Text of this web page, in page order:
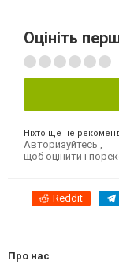
Оцініть
Ніхто ще не
Авторизуйтесь
щоб оцінити і
Reddit
Про нас